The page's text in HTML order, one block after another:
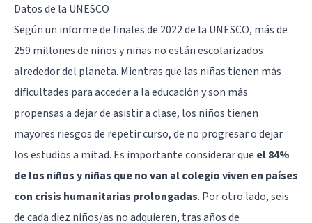
Datos de la UNESCO
Según un informe de finales de 2022 de la UNESCO, más de
259 millones de niños y niñas no están escolarizados
alrededor del planeta. Mientras que las niñas tienen más
dificultades para acceder a la educación y son más
propensas a dejar de asistir a clase, los niños tienen
mayores riesgos de repetir curso, de no progresar o dejar
los estudios a mitad. Es importante considerar que el 84%
de los niños y niñas que no van al colegio viven en países
con crisis humanitarias prolongadas. Por otro lado, seis
de cada diez niños/as no adquieren, tras años de